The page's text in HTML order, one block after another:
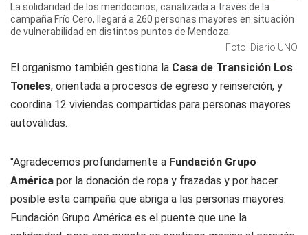
La solidaridad de los mendocinos, canalizada a través de la
campaña Frío Cero, llegará a 260 personas mayores en situación
de vulnerabilidad en distintos puntos de Mendoza.
Foto: Diario UNO
El organismo también gestiona la Casa de Transición Los
Toneles, orientada a procesos de egreso y reinserción, y
coordina 12 viviendas compartidas para personas mayores
autoválidas.
"Agradecemos profundamente a Fundación Grupo
América por la donación de ropa y frazadas y por hacer
posible esta campaña que abriga a las personas mayores.
Fundación Grupo América es el puente que une la